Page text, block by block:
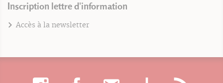
Inscription lettre d'information
Accès à la newsletter